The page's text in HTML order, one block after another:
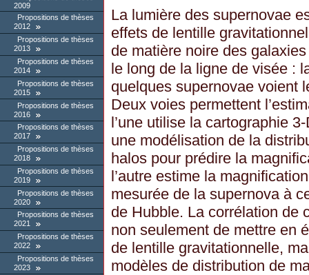
2009
Propositions de thèses
2012
Propositions de thèses
2013
Propositions de thèses
2014
Propositions de thèses
2015
Propositions de thèses
2016
Propositions de thèses
2017
Propositions de thèses
2018
Propositions de thèses
2019
Propositions de thèses
2020
Propositions de thèses
2021
Propositions de thèses
2022
Propositions de thèses
2023
La lumière des supernovae
effets de lentille
de matière noire des galaxies
le long de la ligne de visée :
quelques supernovae voient
Deux voies permettent
l’une utilise la cartographie
une modélisation de la
halos pour prédire la
l’autre estime la
mesurée de la supernova à
de Hubble. La corrélation de
non seulement de mettre en
de lentille gravitationnelle,
modèles de distribution de